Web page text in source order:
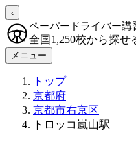
‹
ペーパードライバー講
全国1,250校から探せ
メニュー
トップ
京都府
京都市右京区
トロッコ嵐山駅